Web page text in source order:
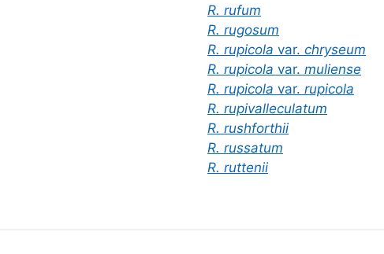
R. rufum
R. rugosum
R. rupicola var. chryseum
R. rupicola var. muliense
R. rupicola var. rupicola
R. rupivalleculatum
R. rushforthii
R. russatum
R. ruttenii